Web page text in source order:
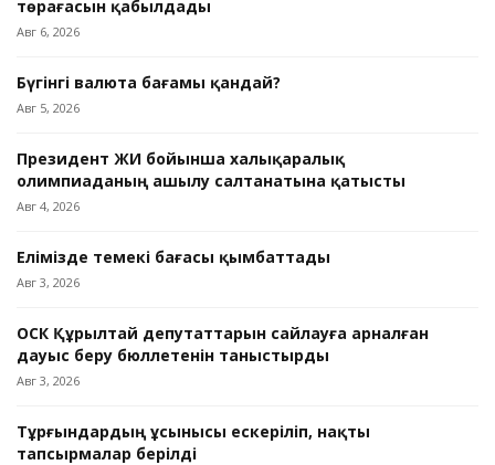
төрағасын қабылдады
Авг 6, 2026
Бүгінгі валюта бағамы қандай?
Авг 5, 2026
Президент ЖИ бойынша халықаралық
олимпиаданың ашылу салтанатына қатысты
Авг 4, 2026
Елімізде темекі бағасы қымбаттады
Авг 3, 2026
ОСК Құрылтай депутаттарын сайлауға арналған
дауыс беру бюллетенін таныстырды
Авг 3, 2026
Тұрғындардың ұсынысы ескеріліп, нақты
тапсырмалар берілді